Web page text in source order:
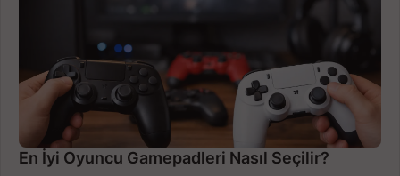
En İyi Oyuncu Gamepadleri Nasıl Seçilir?